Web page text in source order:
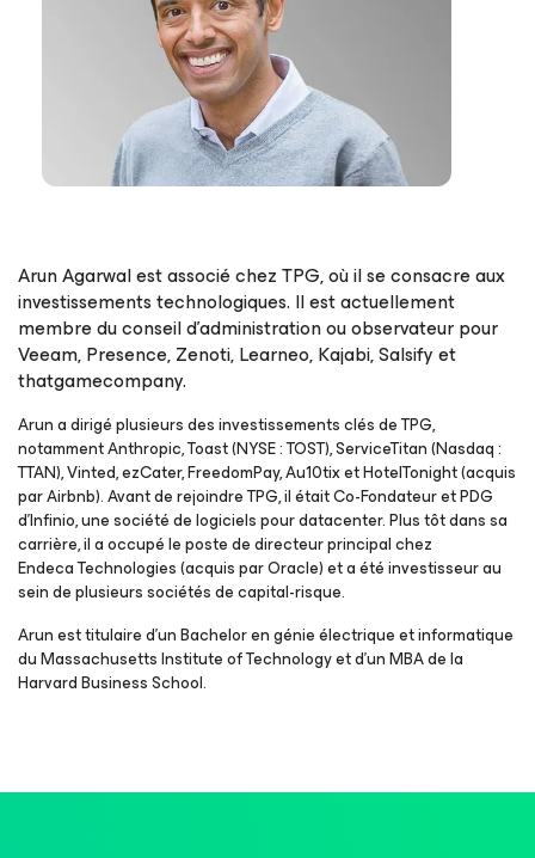
Arun Agarwal est associé chez TPG, où il se consacre aux
investissements technologiques. Il est actuellement
membre du conseil d’administration ou observateur pour
Veeam, Presence, Zenoti, Learneo, Kajabi, Salsify et
thatgamecompany.
Arun a dirigé plusieurs des investissements clés de TPG,
notamment Anthropic, Toast (NYSE : TOST), ServiceTitan (Nasdaq :
TTAN), Vinted, ezCater, FreedomPay, Au10tix et HotelTonight (acquis
par Airbnb). Avant de rejoindre TPG, il était Co-Fondateur et PDG
d’Infinio, une société de logiciels pour datacenter. Plus tôt dans sa
carrière, il a occupé le poste de directeur principal chez
Endeca Technologies (acquis par Oracle) et a été investisseur au
sein de plusieurs sociétés de capital-risque.
Arun est titulaire d’un Bachelor en génie électrique et informatique
du Massachusetts Institute of Technology et d’un MBA de la
Harvard Business School.